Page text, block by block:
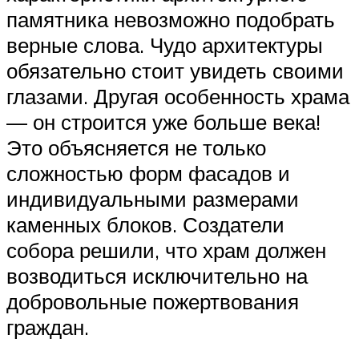
памятника невозможно подобрать
верные слова. Чудо архитектуры
обязательно стоит увидеть своими
глазами. Другая особенность храма
— он строится уже больше века!
Это объясняется не только
сложностью форм фасадов и
индивидуальными размерами
каменных блоков. Создатели
собора решили, что храм должен
возводиться исключительно на
добровольные пожертвования
граждан.